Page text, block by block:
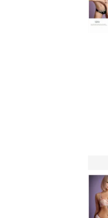
会員登録でいつでもお得に